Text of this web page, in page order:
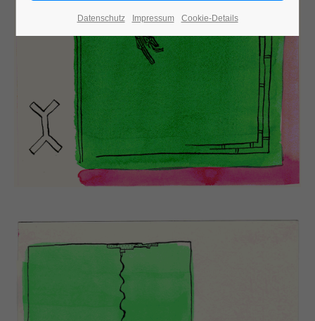
Datenschutz Impressum Cookie-Details